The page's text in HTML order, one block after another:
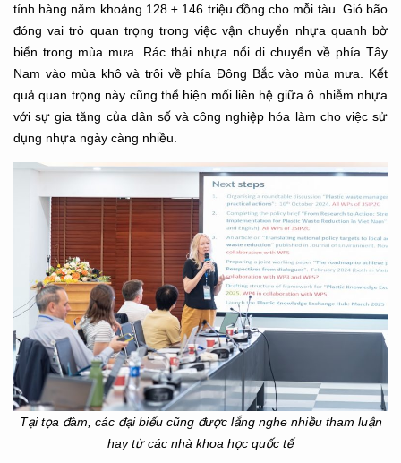
tính hàng năm khoảng 128 ± 146 triệu đồng cho mỗi tàu. Gió bão
đóng vai trò quan trọng trong việc vận chuyển nhựa quanh bờ
biển trong mùa mưa. Rác thải nhựa nổi di chuyển về phía Tây
Nam vào mùa khô và trôi về phía Đông Bắc vào mùa mưa. Kết
quả quan trọng này cũng thể hiện mối liên hệ giữa ô nhiễm nhựa
với sự gia tăng của dân số và công nghiệp hóa làm cho việc sử
dụng nhựa ngày càng nhiều.
Tại tọa đàm, các đại biểu cũng được lắng nghe nhiều tham luận
hay từ các nhà khoa học quốc tế